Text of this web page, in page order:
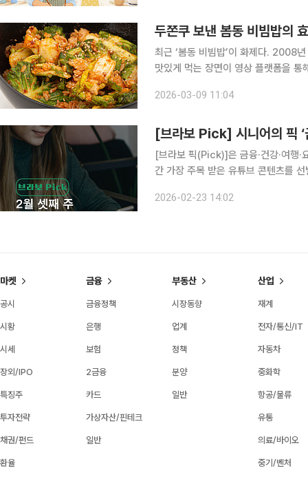
두쫀쿠 보낸 봄동 비빔밥의
최근 ‘봄동 비빔밥’이 화제다. 2008
맛있게 먹는 장면이 영상 플랫폼을
2026-03-09 11:04
[브라보 Pick] 시니어의 픽 ‘
[브라보 픽(Pick)]은 금융·건강·여행
간 가장 주목 받은 유튜브 콘텐츠를
유튜브 주요 채널의 조회 흐름과 포털
2026-02-23 14:02
마켓
공시
시황
시세
장외/IPO
특징주
투자전략
채권/펀드
환율
금융
금융정책
은행
보험
2금융
카드
가상자산/핀테크
일반
부동산
시장동향
업계
정책
분양
일반
산업
재계
전자/통신/IT
자동차
중화학
항공/물류
유통
의료/바이오
중기/벤처